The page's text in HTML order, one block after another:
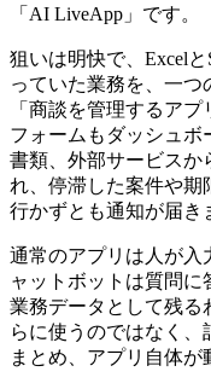
「AI LiveApp」です。
狙いは明快で、Excel
っていた業務を、一つ
「商談を管理するア
フォームもダッシュ
書類、外部サービスか
れ、停滞した案件や期
行かずとも通知が届き
通常のアプリは人が入
ャットボットは質問
業務データとして残る
らに使うのではなく、
まとめ、アプリ自体が